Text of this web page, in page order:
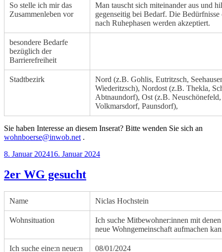
So stelle ich mir das
Zusammenleben vor
Man tauscht sich miteinander aus und
gegenseitig bei Bedarf. Die Bedürfnisse
nach Ruhephasen werden akzeptiert.
besondere Bedarfe
bezüglich der
Barrierefreiheit
Stadtbezirk
Nord (z.B. Gohlis, Eutritzsch,
Wiederitzsch), Nordost (z.B. Thekla,
Abtnaundorf), Ost (z.B. Neuschönefeld,
Volkmarsdorf, Paunsdorf),
Sie haben Interesse an diesem Inserat? Bitte wenden Sie sich an
wohnboerse@inwob.net .
Veröffentlicht
8. Januar 202416. Januar 2024
2er WG gesucht
Name Niclas Hochstein
Wohnsituation
Ich suche Mitbewohner:innen mit
neue Wohngemeinschaft aufmachen
Ich suche eine:n neue:n 08/01/2024